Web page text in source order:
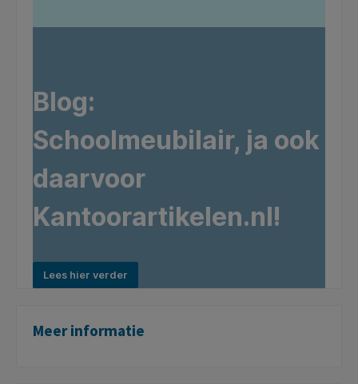
Blog:
Schoolmeubilair, ja ook
daarvoor
Kantoorartikelen.nl!
Lees hier verder
Meer informatie